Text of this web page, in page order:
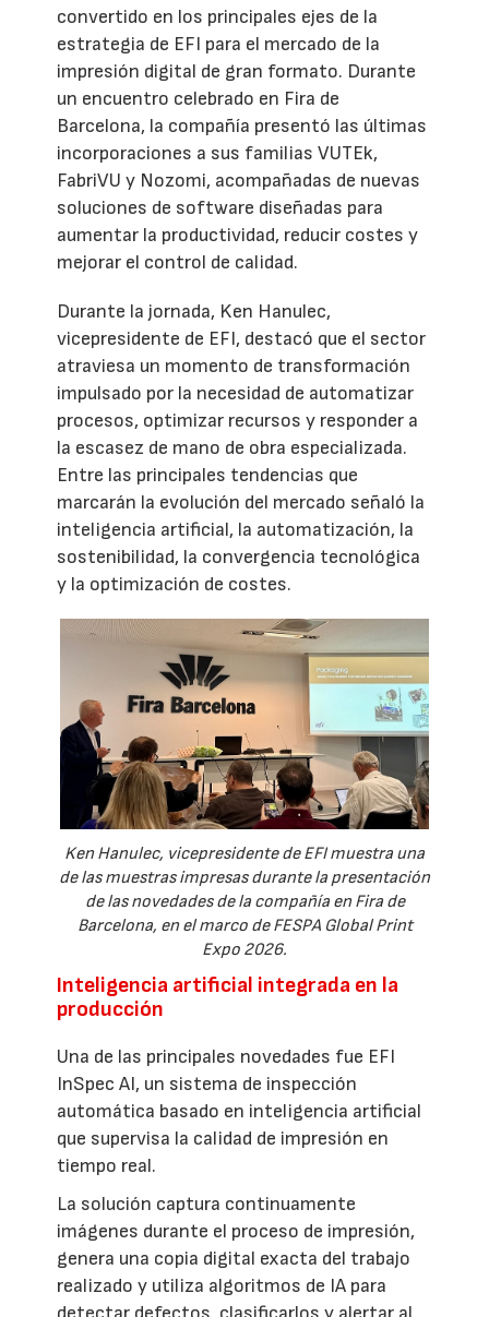
convertido en los principales ejes de la
estrategia de EFI para el mercado de la
impresión digital de gran formato. Durante
un encuentro celebrado en Fira de
Barcelona, la compañía presentó las últimas
incorporaciones a sus familias VUTEk,
FabriVU y Nozomi, acompañadas de nuevas
soluciones de software diseñadas para
aumentar la productividad, reducir costes y
mejorar el control de calidad.
Durante la jornada, Ken Hanulec,
vicepresidente de EFI, destacó que el sector
atraviesa un momento de transformación
impulsado por la necesidad de automatizar
procesos, optimizar recursos y responder a
la escasez de mano de obra especializada.
Entre las principales tendencias que
marcarán la evolución del mercado señaló la
inteligencia artificial, la automatización, la
sostenibilidad, la convergencia tecnológica
y la optimización de costes.
Ken Hanulec, vicepresidente de EFI muestra una
de las muestras impresas durante la presentación
de las novedades de la compañía en Fira de
Barcelona, en el marco de FESPA Global Print
Expo 2026.
Inteligencia artificial integrada en la
producción
Una de las principales novedades fue EFI
InSpec AI, un sistema de inspección
automática basado en inteligencia artificial
que supervisa la calidad de impresión en
tiempo real.
La solución captura continuamente
imágenes durante el proceso de impresión,
genera una copia digital exacta del trabajo
realizado y utiliza algoritmos de IA para